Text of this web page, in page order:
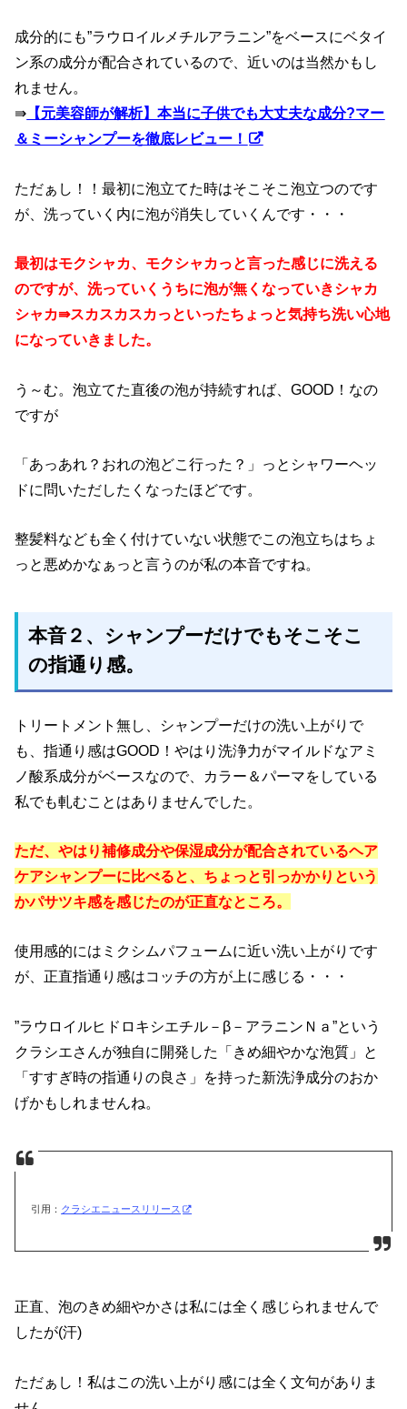
成分的にも”ラウロイルメチルアラニン”をベースにベタイ
ン系の成分が配合されているので、近いのは当然かもし
れません。
⇛ 【元美容師が解析】本当に子供でも大丈夫な成分?マー
＆ミーシャンプーを徹底レビュー！
ただぁし！！最初に泡立てた時はそこそこ泡立つのです
が、洗っていく内に泡が消失していくんです・・・
最初はモクシャカ、モクシャカっと言った感じに洗える
のですが、洗っていくうちに泡が無くなっていきシャカ
シャカ⇛スカスカスカっといったちょっと気持ち洗い心地
になっていきました。
う～む。泡立てた直後の泡が持続すれば、GOOD！なの
ですが
「あっあれ？おれの泡どこ行った？」っとシャワーヘッ
ドに問いただしたくなったほどです。
整髪料なども全く付けていない状態でこの泡立ちはちょ
っと悪めかなぁっと言うのが私の本音ですね。
本音２、シャンプーだけでもそこそこ
の指通り感。
トリートメント無し、シャンプーだけの洗い上がりで
も、指通り感はGOOD！やはり洗浄力がマイルドなアミ
ノ酸系成分がベースなので、カラー＆パーマをしている
私でも軋むことはありませんでした。
ただ、やはり補修成分や保湿成分が配合されているヘア
ケアシャンプーに比べると、ちょっと引っかかりという
かパサツキ感を感じたのが正直なところ。
使用感的にはミクシムパフュームに近い洗い上がりです
が、正直指通り感はコッチの方が上に感じる・・・
”ラウロイルヒドロキシエチル－β－アラニンＮａ”という
クラシエさんが独自に開発した「きめ細やかな泡質」と
「すすぎ時の指通りの良さ」を持った新洗浄成分のおか
げかもしれませんね。
引用： クラシエニュースリリース
正直、泡のきめ細やかさは私には全く感じられませんで
したが(汗)
ただぁし！私はこの洗い上がり感には全く文句がありま